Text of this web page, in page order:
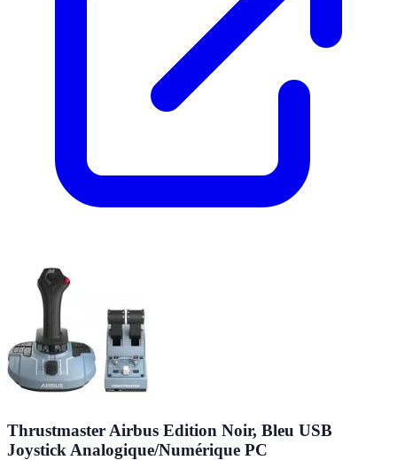
Thrustmaster Airbus Edition Noir, Bleu USB
Joystick Analogique/Numérique PC